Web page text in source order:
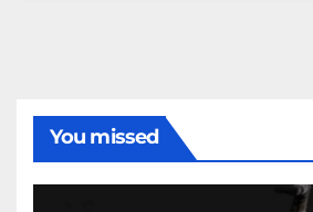
You missed